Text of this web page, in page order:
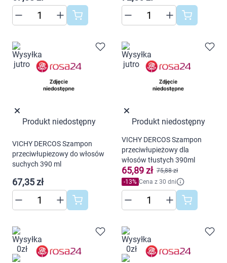
Korzystamy z plików cookies w celu
dostosowania zawartości serwisu do Twoich
preferencji. Więcej informacji znajdziesz w
naszej
polityce prywatności. Możesz określić
warunki przechowywania lub dostępu do
cookies poprzez kliknięcie przycisku
ustawienia wszystkich cookies klikając
AKCEPTUJĘ WSZYSTKIE
Produkt niedostępny
VICHY DERCOS Szampon
przeciwłupiezowy do włosów
suchych 390 ml
67,35 zł
Produkt niedostępny
VICHY DERCOS Szampon
przeciwłupieżowy dla
włosów tłustych 390ml
65,89 zł 75,88 zł
-13% Cena z 30 dni